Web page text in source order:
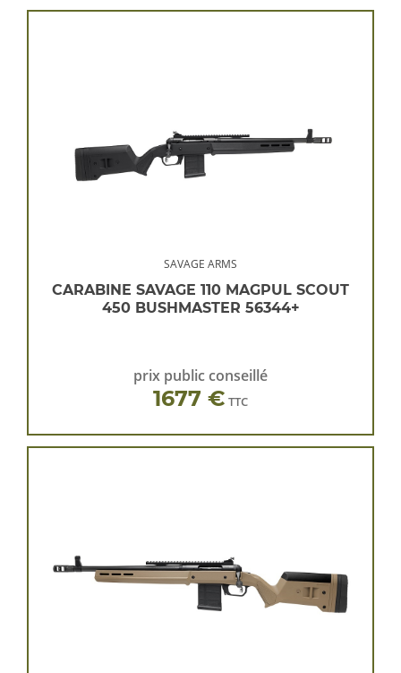
SAVAGE ARMS
CARABINE SAVAGE 110 MAGPUL SCOUT
450 BUSHMASTER 56344+
prix public conseillé
1677 € TTC